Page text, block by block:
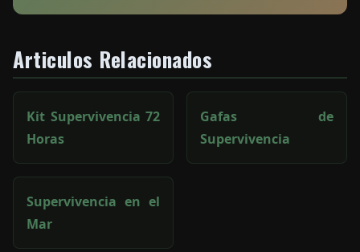
Articulos Relacionados
Kit Supervivencia 72
Horas
Gafas de
Supervivencia
Supervivencia en el
Mar